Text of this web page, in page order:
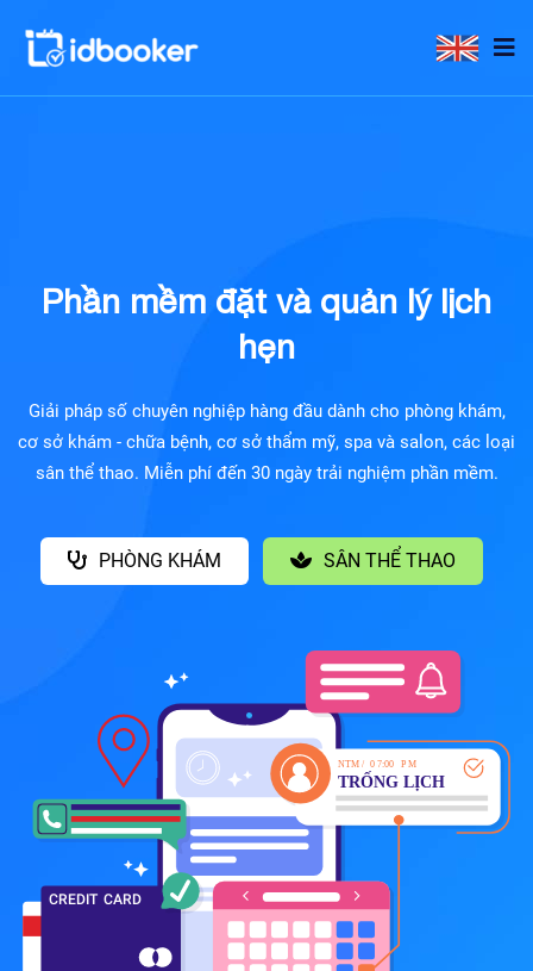
Phần mềm đặt và quản lý lịch
hẹn
Giải pháp số chuyên nghiệp hàng đầu dành cho phòng khám,
cơ sở khám - chữa bệnh, cơ sở thẩm mỹ, spa và salon, các loại
sân thể thao. Miễn phí đến 30 ngày trải nghiệm phần mềm.
PHÒNG KHÁM SÂN THỂ THAO